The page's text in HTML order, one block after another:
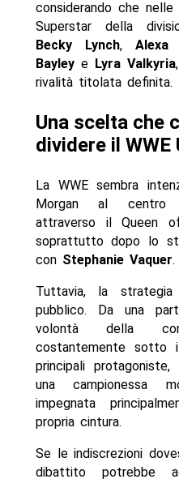
considerando che
Superstar della
Becky Lynch,Alexa
Bayleye Lyra Valkyria
rivalità titolata definita.
Una scelta che
dividere il WWE
La WWE sembra
Morgan al centro
attraverso il Queen
soprattutto dopo lo
con Stephanie Vaquer.
Tuttavia, la
pubblico. Da una
volontà della
costantemente sotto
principali
una campionessa
impegnata
propria cintura.
Se le indiscrezioni
dibattito potrebbe